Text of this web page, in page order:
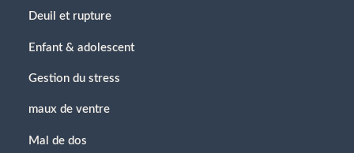
Deuil et rupture
Enfant & adolescent
Gestion du stress
maux de ventre
Mal de dos